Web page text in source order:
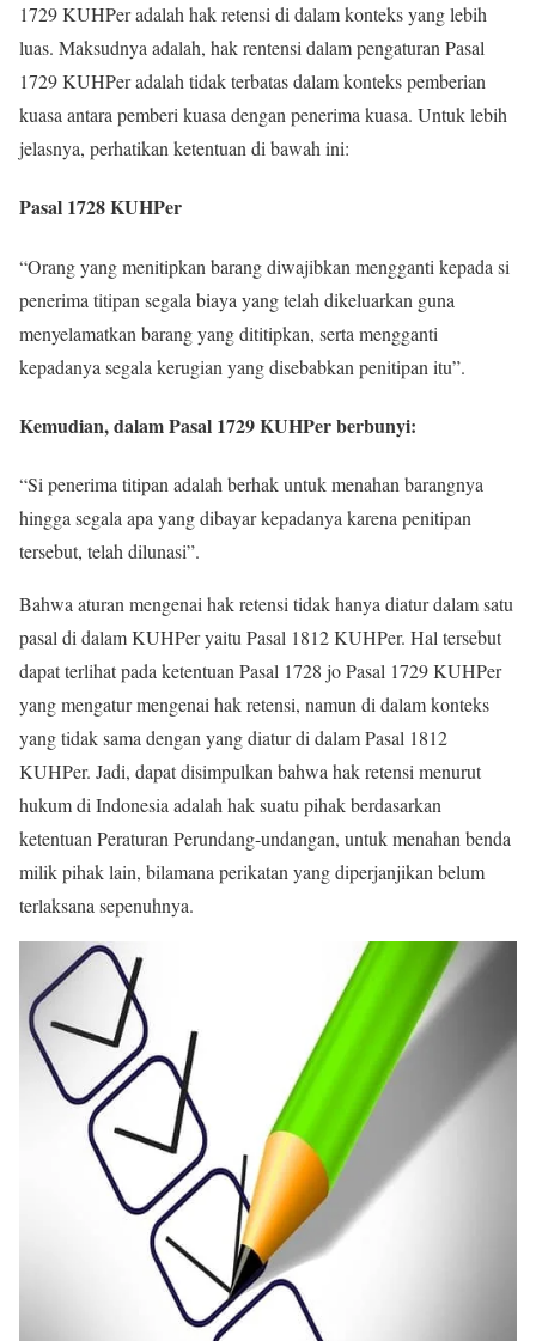
1729 KUHPer adalah hak retensi di dalam konteks yang lebih
luas. Maksudnya adalah, hak rentensi dalam pengaturan Pasal
1729 KUHPer adalah tidak terbatas dalam konteks pemberian
kuasa antara pemberi kuasa dengan penerima kuasa. Untuk lebih
jelasnya, perhatikan ketentuan di bawah ini:
Pasal 1728 KUHPer
“Orang yang menitipkan barang diwajibkan mengganti kepada si
penerima titipan segala biaya yang telah dikeluarkan guna
menyelamatkan barang yang dititipkan, serta mengganti
kepadanya segala kerugian yang disebabkan penitipan itu”.
Kemudian, dalam Pasal 1729 KUHPer berbunyi:
“Si penerima titipan adalah berhak untuk menahan barangnya
hingga segala apa yang dibayar kepadanya karena penitipan
tersebut, telah dilunasi”.
Bahwa aturan mengenai hak retensi tidak hanya diatur dalam satu
pasal di dalam KUHPer yaitu Pasal 1812 KUHPer. Hal tersebut
dapat terlihat pada ketentuan Pasal 1728 jo Pasal 1729 KUHPer
yang mengatur mengenai hak retensi, namun di dalam konteks
yang tidak sama dengan yang diatur di dalam Pasal 1812
KUHPer. Jadi, dapat disimpulkan bahwa hak retensi menurut
hukum di Indonesia adalah hak suatu pihak berdasarkan
ketentuan Peraturan Perundang-undangan, untuk menahan benda
milik pihak lain, bilamana perikatan yang diperjanjikan belum
terlaksana sepenuhnya.